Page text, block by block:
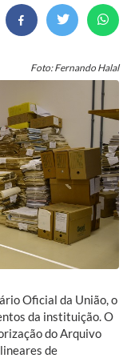
Foto: Fernando Halal
Oficial da União, o
da instituição. O
do Arquivo
de